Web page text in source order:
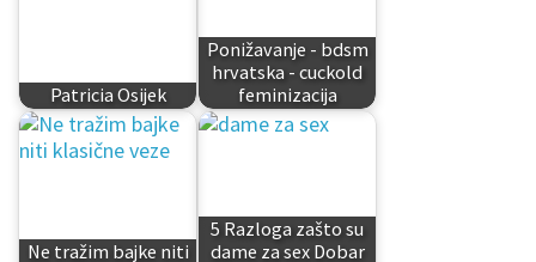
Patricia Osijek
Ponižavanje - bdsm
hrvatska - cuckold
feminizacija
Ne tražim bajke niti
5 Razloga zašto su
dame za sex Dobar